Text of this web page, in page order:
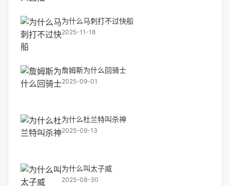
为什么马刺打不过快船
2025-11-18
詹姆斯为什么回骑士
2025-09-01
为什么杜兰特叫杀神
2025-09-13
为什么叫太子威
2025-08-30